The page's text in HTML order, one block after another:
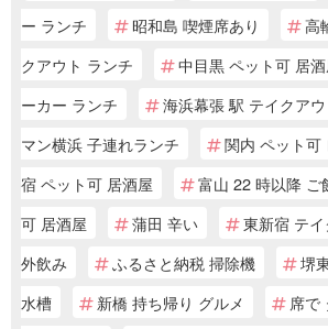
ー ランチ
昭和島 喫煙席あり
高
クアウト ランチ
中目黒 ペット可 居
ーカー ランチ
海浜幕張 駅 テイクア
マン横浜 子連れランチ
関内 ペット可
宿 ペット可 居酒屋
富山 22 時以降 ご
可 居酒屋
蒲田 辛い 東新宿 テイ
外飲み
ふるさと納税 掃除機 堺
水槽
新橋 持ち帰り グルメ
席で